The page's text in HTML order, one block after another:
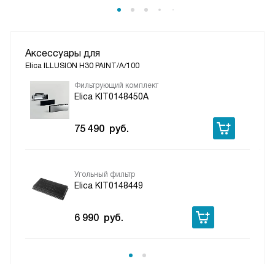
Аксессуары для
Elica ILLUSION H30 PAINT/A/100
Фильтрующий комплект
Elica KIT0148450A
75 490 руб.
Угольный фильтр
Elica KIT0148449
6 990 руб.